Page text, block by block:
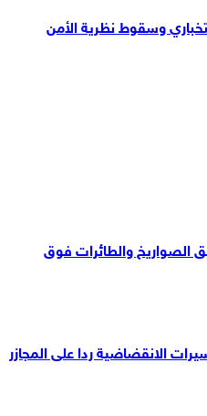
وسقوط نظرية الأمن
الصواريخ والطائرات فوق
الانقضاضية ردا على المجازر